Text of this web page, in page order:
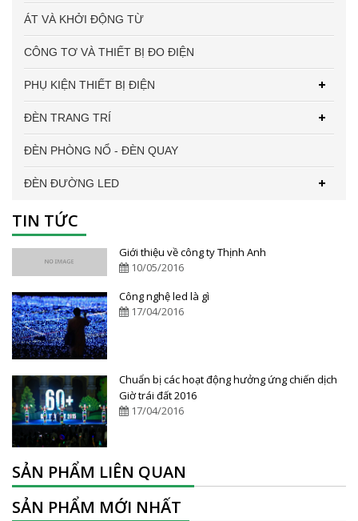
ÁT VÀ KHỞI ĐỘNG TỪ
CÔNG TƠ VÀ THIẾT BỊ ĐO ĐIỆN
PHỤ KIỆN THIẾT BỊ ĐIỆN
ĐÈN TRANG TRÍ
ĐÈN PHÒNG NỔ - ĐÈN QUAY
ĐÈN ĐƯỜNG LED
TIN TỨC
Giới thiệu về công ty Thịnh Anh
10/05/2016
Công nghệ led là gì
17/04/2016
Chuẩn bị các hoạt động hưởng ứng chiến dịch
Giờ trái đất 2016
17/04/2016
SẢN PHẨM LIÊN QUAN
SẢN PHẨM MỚI NHẤT